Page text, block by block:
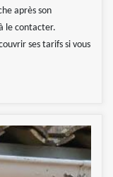
après son
le contacter.
ses tarifs si vous